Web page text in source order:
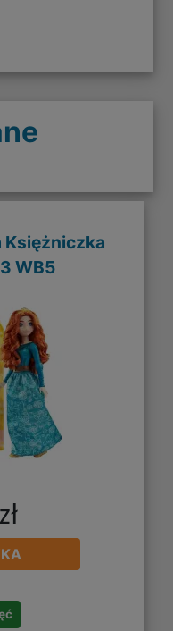
Księżniczka
WB5